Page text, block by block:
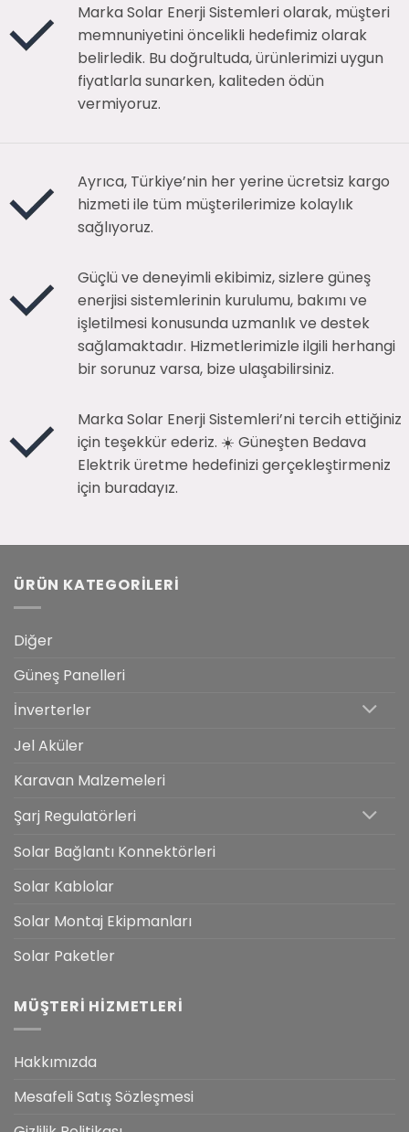
Marka Solar Enerji Sistemleri olarak, müşteri
memnuniyetini öncelikli hedefimiz olarak
belirledik. Bu doğrultuda, ürünlerimizi uygun
fiyatlarla sunarken, kaliteden ödün
vermiyoruz.
Ayrıca, Türkiye’nin her yerine ücretsiz kargo
hizmeti ile tüm müşterilerimize kolaylık
sağlıyoruz.
Güçlü ve deneyimli ekibimiz, sizlere güneş
enerjisi sistemlerinin kurulumu, bakımı ve
işletilmesi konusunda uzmanlık ve destek
sağlamaktadır. Hizmetlerimizle ilgili herhangi
bir sorunuz varsa, bize ulaşabilirsiniz.
Marka Solar Enerji Sistemleri’ni tercih ettiğiniz
için teşekkür ederiz. ☀️ Güneşten Bedava
Elektrik üretme hedefinizi gerçekleştirmeniz
için buradayız.
ÜRÜN KATEGORILERI
Diğer
Güneş Panelleri
İnverterler
Jel Aküler
Karavan Malzemeleri
Şarj Regulatörleri
Solar Bağlantı Konnektörleri
Solar Kablolar
Solar Montaj Ekipmanları
Solar Paketler
MÜŞTERI HIZMETLERI
Hakkımızda
Mesafeli Satış Sözleşmesi